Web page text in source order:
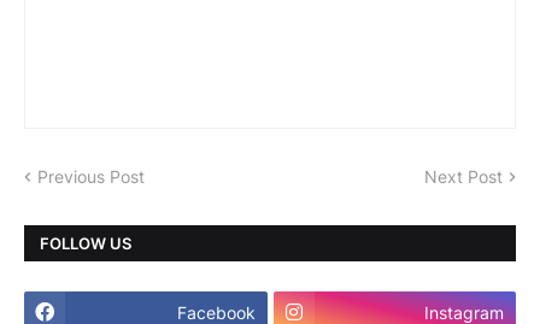
Previous Post Next Post
FOLLOW US
Facebook Instagram